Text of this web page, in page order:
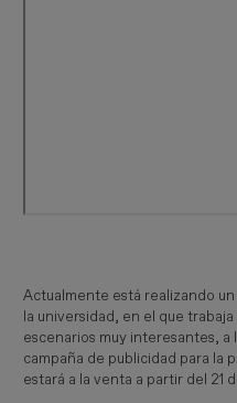
Actualmente está realizando
la universidad, en el que
escenarios muy interesantes, a
campaña de publicidad para la
estará a la venta a partir del 21